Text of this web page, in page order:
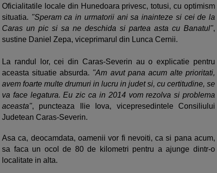
Oficialitatile locale din Hunedoara privesc, totusi, cu optimism
situatia. "Speram ca in urmatorii ani sa inainteze si cei de la
Caras un pic si sa ne deschida si partea asta cu Banatul",
sustine Daniel Zepa, viceprimarul din Lunca Cernii.
La randul lor, cei din Caras-Severin au o explicatie pentru
aceasta situatie absurda. "Am avut pana acum alte prioritati,
avem foarte multe drumuri in lucru in judet si, cu certitudine, se
va face legatura. Eu zic ca in 2014 vom rezolva si problema
aceasta", puncteaza Ilie Iova, vicepresedintele Consiliului
Judetean Caras-Severin.
Asa ca, deocamdata, oamenii vor fi nevoiti, ca si pana acum,
sa faca un ocol de 80 de kilometri pentru a ajunge dintr-o
localitate in alta.